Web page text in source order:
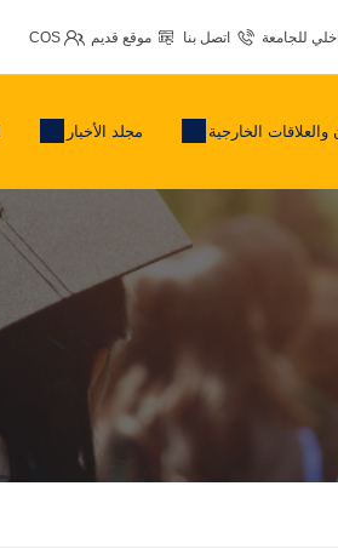
للجامعة اتصل بنا موقع قديم COS
والعلاقات الخارجية مجلد الأخبار